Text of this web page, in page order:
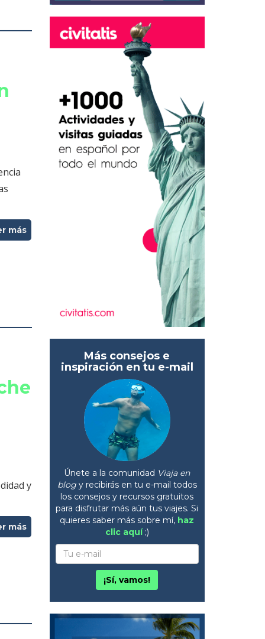
más
y
más
Más consejos e
inspiración en tu e-mail
Únete a la comunidad Viaja en
blogy recibirás en tu e-mail todos
los consejos y recursos gratuitos
para disfrutar más aún tus viajes. Si
quieres saber más sobre mí, haz
clic aquí;)
¡Sí, vamos!